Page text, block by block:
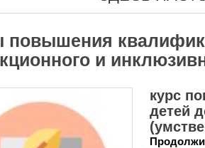
повышения
и
курс
детей